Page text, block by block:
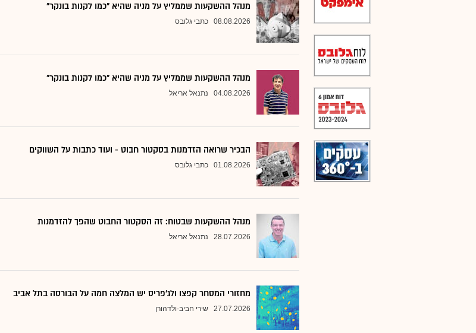
מנהל ההשקעות שממליץ על מניה שהיא "כמו לקנות בונקר"
08.08.2026 כתבי גלובס
מנהל ההשקעות שממליץ על מניה שהיא "כמו לקנות בונקר"
04.08.2026 נתנאל אריאל
הבכיר שרואה הזדמנות בסקטור חבוט - ועוד כתבות על השווקים
01.08.2026 כתבי גלובס
מנהל ההשקעות שבטוח: זה הסקטור החבוט שהפך להזדמנות
28.07.2026 נתנאל אריאל
מחזורי המסחר קפצו ולג'פריס יש המלצה חמה על הבורסה בתל אביב
27.07.2026 שירי חביב-ולדהורן